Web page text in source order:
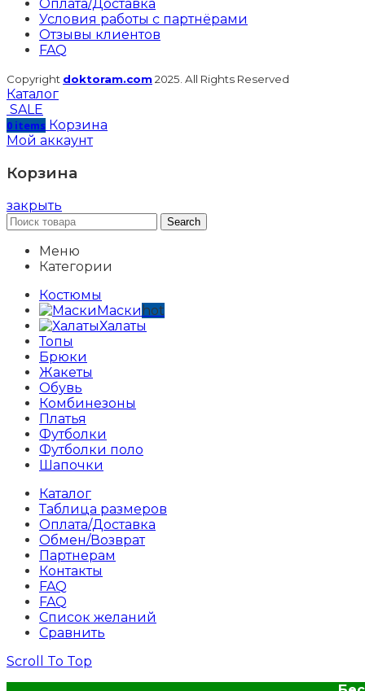
Оплата/Доставка
Условия работы с партнёрами
Отзывы клиентов
FAQ
Copyright doktoram.com2025. All Rights Reserved
Каталог
SALE
0 items Корзина
Мой аккаунт
Корзина
закрыть
Search
Меню
Категории
Костюмы
Маски hot
Халаты
Топы
Брюки
Жакеты
Обувь
Комбинезоны
Платья
Футболки
Футболки поло
Шапочки
Каталог
Таблица размеров
Оплата/Доставка
Обмен/Возврат
Партнерам
Контакты
FAQ
FAQ
Список желаний
Сравнить
Scroll To Top